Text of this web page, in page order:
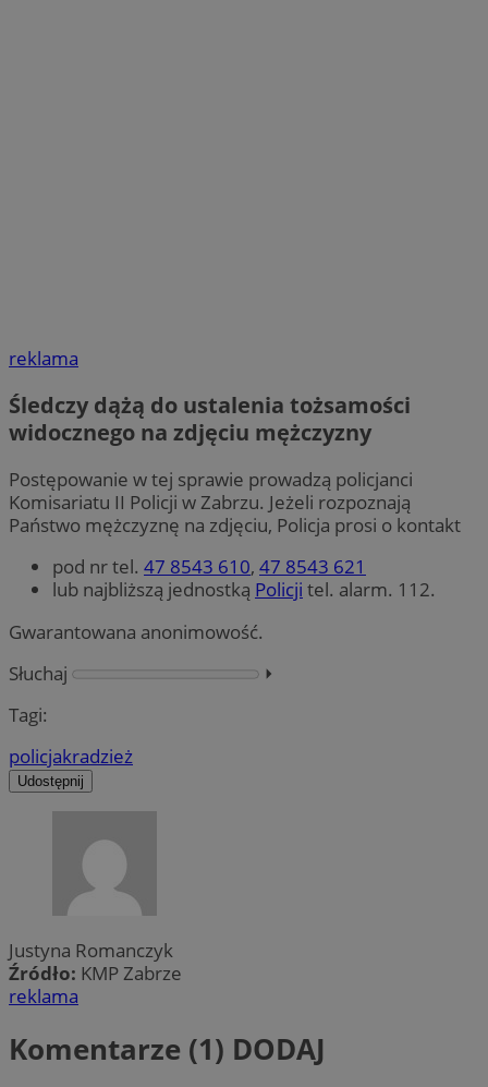
reklama
Śledczy dążą do ustalenia tożsamości
widocznego na zdjęciu mężczyzny
Postępowanie w tej sprawie prowadzą policjanci
Komisariatu II Policji w Zabrzu. Jeżeli rozpoznają
Państwo mężczyznę na zdjęciu, Policja prosi o kontakt
pod nr tel. 47 8543 610, 47 8543 621
lub najbliższą jednostką Policji tel. alarm. 112.
Gwarantowana anonimowość.
Słuchaj
⏵︎
Tagi:
policjakradzież
Udostępnij
Justyna Romanczyk
Źródło: KMP Zabrze
reklama
Komentarze (1) DODAJ